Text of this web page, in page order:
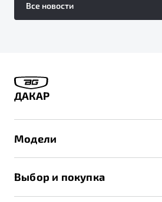
Все новости
ДАКАР
Модели
Выбор и покупка